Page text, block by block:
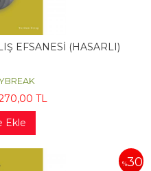
EFSANESİ (HASARLI)
,00 TL
Ekle
%30